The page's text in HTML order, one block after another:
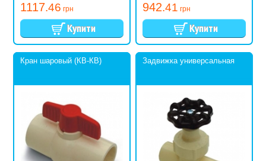
1117.46 грн 942.41 грн
Кран шаровый (КВ-КВ) Задвижка универсальная